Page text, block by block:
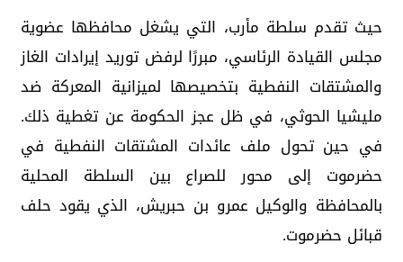
حيث تقدم سلطة مأرب، التي يشغل محافظها عضوية
مجلس القيادة الرئاسي، مبررًا لرفض توريد إيرادات الغاز
والمشتقات النفطية بتخصيصها لميزانية المعركة ضد
مليشيا الحوثي، في ظل عجز الحكومة عن تغطية ذلك.
في حين تحول ملف عائدات المشتقات النفطية في
حضرموت إلى محور للصراع بين السلطة المحلية
بالمحافظة والوكيل عمرو بن حبريش، الذي يقود حلف
قبائل حضرموت.